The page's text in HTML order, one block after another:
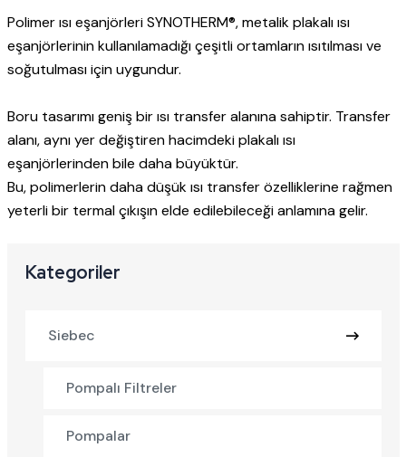
Polimer ısı eşanjörleri SYNOTHERM®, metalik plakalı ısı
eşanjörlerinin kullanılamadığı çeşitli ortamların ısıtılması ve
soğutulması için uygundur.
Boru tasarımı geniş bir ısı transfer alanına sahiptir. Transfer
alanı, aynı yer değiştiren hacimdeki plakalı ısı
eşanjörlerinden bile daha büyüktür.
Bu, polimerlerin daha düşük ısı transfer özelliklerine rağmen
yeterli bir termal çıkışın elde edilebileceği anlamına gelir.
Kategoriler
Siebec
Pompalı Filtreler
Pompalar